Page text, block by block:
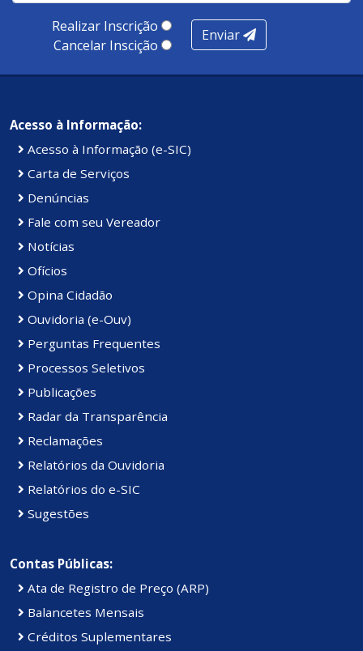
Realizar Inscrição
Cancelar Inscição
Enviar
Acesso à Informação:
Acesso à Informação (e-SIC)
Carta de Serviços
Denúncias
Fale com seu Vereador
Notícias
Ofícios
Opina Cidadão
Ouvidoria (e-Ouv)
Perguntas Frequentes
Processos Seletivos
Publicações
Radar da Transparência
Reclamações
Relatórios da Ouvidoria
Relatórios do e-SIC
Sugestões
Contas Públicas:
Ata de Registro de Preço (ARP)
Balancetes Mensais
Créditos Suplementares